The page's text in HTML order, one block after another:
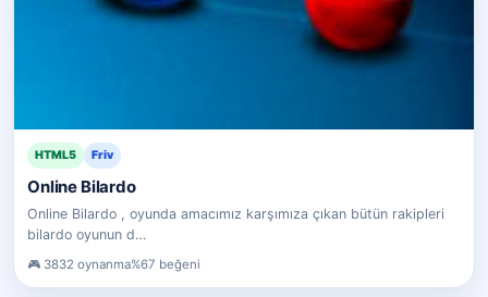
HTML5 Friv
Online Bilardo
Online Bilardo , oyunda amacımız karşımıza çıkan bütün rakipleri
bilardo oyunun d…
3832 oynanma%67 beğeni